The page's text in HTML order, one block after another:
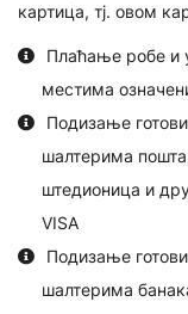
ОСТАЛО
Трајни налог
Мењачки
Трансфери
Издавање
Осигурање
ОПШТИ
картица, тј. овом
Плаћање робе и
местима
Подизање
шалтерима
штедионица и
VISA
Подизање
шалтерима